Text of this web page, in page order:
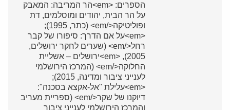
הספרים: <em>הר המריבה: המאבק
על הר הבית, יהודים ומוסלמים, דת
ופוליטיקה</em> (כתר, 1995);
<em>על אם הדרך: סיפורו של קבר
רחל</em> (שערים לחקר ירושלים,
2005), <em>ירושלים – אשליית
החלוקה</em> (המרכז הירושלמי
לענייני ציבור ומדינה, 2015);
<em>עלילת "אל-אקצא בסכנה":
דיוקנו של שקר</em> (ספריית מעריב
והמרכז הירושלמי לענייני ציבור